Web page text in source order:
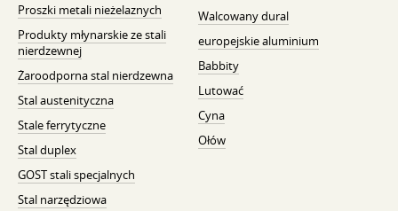
Proszki metali nieżelaznych
Produkty młynarskie ze stali
nierdzewnej
Żaroodporna stal nierdzewna
Stal austenityczna
Stale ferrytyczne
Stal duplex
GOST stali specjalnych
Stal narzędziowa
Walcowany dural
europejskie aluminium
Babbity
Lutować
Cyna
Ołów